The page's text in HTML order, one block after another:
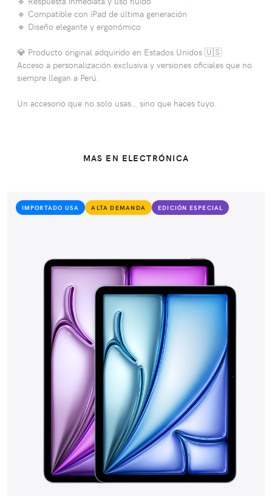
🔹 Compatible con iPad de última generación
🔹 Diseño elegante y ergonómico
💎 Producto original adquirido en Estados Unidos 🇺🇸
Acceso a personalización exclusiva y versiones oficiales que no
siempre llegan a Perú.
Un accesorio que no solo usas… sino que haces tuyo.
MAS EN ELECTRÓNICA
IMPORTADO USA ALTA DEMANDA EDICIÓN ESPECIAL
VER PRODUCTO